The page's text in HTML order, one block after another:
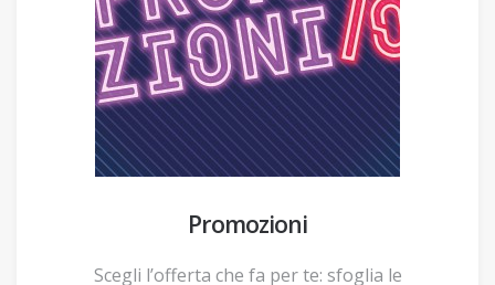
Promozioni
Scegli l’offerta che fa per te: sfoglia le